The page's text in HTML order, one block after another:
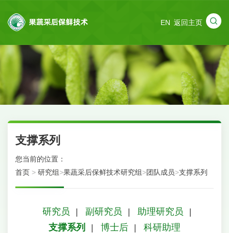
EN 返回主页
支撑系列
您当前的位置：
首页 > 研究组>果蔬采后保鲜技术研究组>团队成员>支撑系列
研究员 副研究员 助理研究员
支撑系列 博士后 科研助理